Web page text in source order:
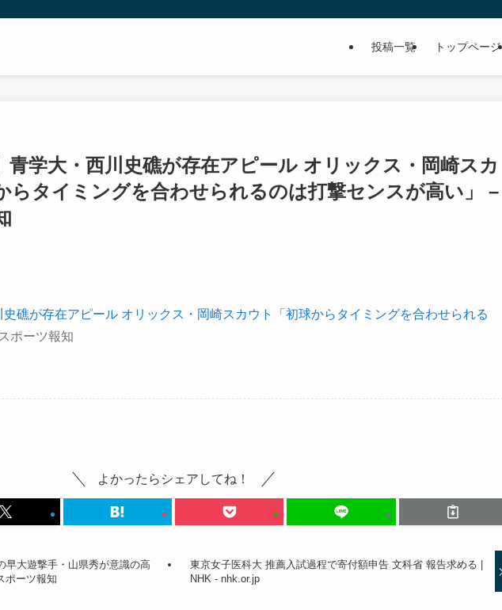
投稿一覧 トップページ
青学大・西川史礁が存在アピール オリックス・岡崎スカ
らタイミングを合わせられるのは打撃センスが高い」 –
史礁が存在アピール オリックス・岡崎スカウト「初球からタイミングを合わせられる
スポーツ報知
よかったらシェアしてね！
早大遊撃手・山県秀が意識の高
ポーツ報知
東京女子医科大 推薦入試過程で寄付額申告 文科省 報告求める |
NHK - nhk.or.jp